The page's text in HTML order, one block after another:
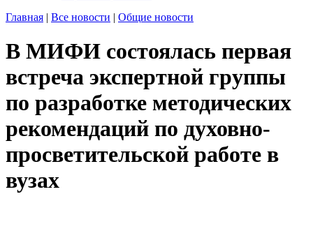
Главная | Все новости | Общие новости
В МИФИ состоялась первая
встреча экспертной группы
по разработке методических
рекомендаций по духовно-
просветительской работе в
вузах